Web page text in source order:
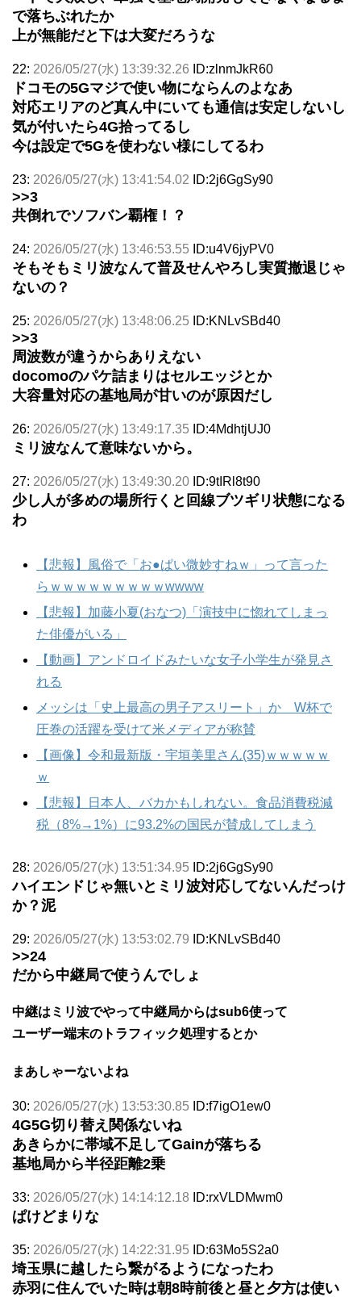
で落ちぶれたか
上が無能だと下は大変だろうな
22: 2026/05/27(水) 13:39:32.26 ID:zlnmJkR60
ドコモの5Gマジで使い物にならんのよなあ
対応エリアのど真ん中にいても通信は安定しないし
気が付いたら4G拾ってるし
今は設定で5Gを使わない様にしてるわ
23: 2026/05/27(水) 13:41:54.02 ID:2j6GgSy90
>>3
共倒れでソフバン覇権！？
24: 2026/05/27(水) 13:46:53.55 ID:u4V6jyPV0
そもそもミリ波なんて普及せんやろし実質撤退じゃ
ないの？
25: 2026/05/27(水) 13:48:06.25 ID:KNLvSBd40
>>3
周波数が違うからありえない
docomoのパケ詰まりはセルエッジとか
大容量対応の基地局が甘いのが原因だし
26: 2026/05/27(水) 13:49:17.35 ID:4MdhtjUJ0
ミリ波なんて意味ないから。
27: 2026/05/27(水) 13:49:30.20 ID:9tIRl8t90
少し人が多めの場所行くと回線ブツギリ状態になる
わ
【悲報】風俗で「お●ぱい微妙すねｗ」って言った
らｗｗｗｗｗｗｗｗｗwwww
【悲報】加藤小夏(おなつ)「演技中に惚れてしまっ
た俳優がいる」
【動画】アンドロイドみたいな女子小学生が発見さ
れる
メッシは「史上最高の男子アスリート」か W杯で
圧巻の活躍を受けて米メディアが称賛
【画像】令和最新版・宇垣美里さん(35)ｗｗｗｗｗ
ｗ
【悲報】日本人、バカかもしれない。食品消費税減
税（8%→1%）に93.2%の国民が賛成してしまう
28: 2026/05/27(水) 13:51:34.95 ID:2j6GgSy90
ハイエンドじゃ無いとミリ波対応してないんだっけ
か？泥
29: 2026/05/27(水) 13:53:02.79 ID:KNLvSBd40
>>24
だから中継局で使うんでしょ
中継はミリ波でやって中継局からはsub6使って
ユーザー端末のトラフィック処理するとか
まあしゃーないよね
30: 2026/05/27(水) 13:53:30.85 ID:f7igO1ew0
4G5G切り替え関係ないね
あきらかに帯域不足してGainが落ちる
基地局から半径距離2乗
33: 2026/05/27(水) 14:14:12.18 ID:rxVLDMwm0
ぱけどまりな
35: 2026/05/27(水) 14:22:31.95 ID:63Mo5S2a0
埼玉県に越したら繋がるようになったわ
赤羽に住んでいた時は朝8時前後と昼と夕方は使い